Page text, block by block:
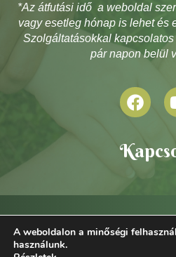
*Az átfutási idő a weboldal
vagy esetleg hónap is lehet és
Szolgáltatásokkal
pár napon belül
A weboldalon a minőségi
használunk.